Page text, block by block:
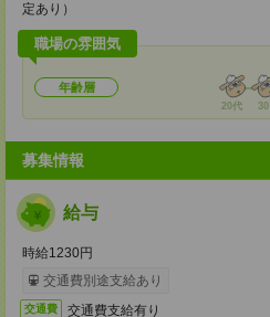
定あり）
職場の雰囲気
年齢層
20代 30
募集情報
給与
時給1230円
交通費別途支給あり
交通費 交通費支給有り